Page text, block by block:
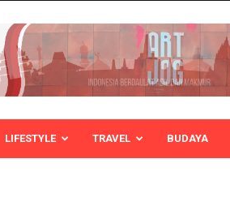
LIFESTYLE TRAVEL BUDAYA